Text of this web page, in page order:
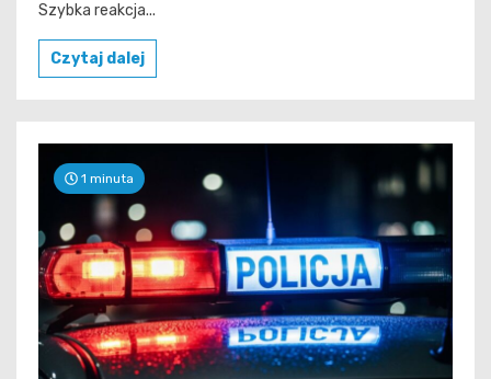
Szybka reakcja...
Czytaj dalej
1 minuta